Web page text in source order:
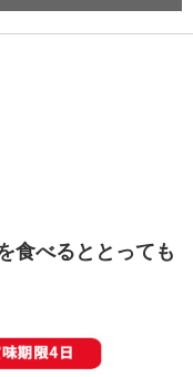
食べるととっても